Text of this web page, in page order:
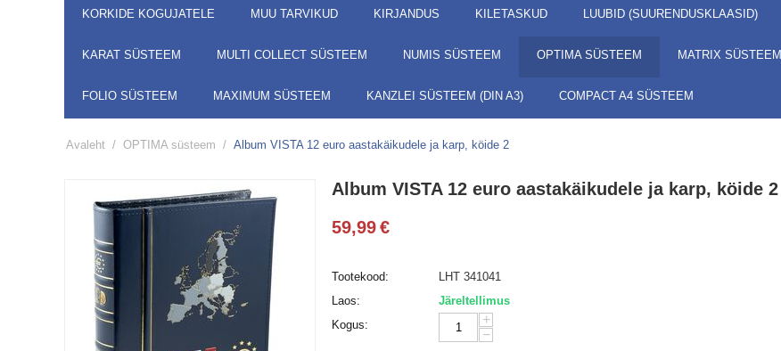
KORKIDE KOGUJATELE MUU TARVIKUD KIRJANDUS KILETASKUD LUUBID (SUURENDUSKLAASID)
KARAT SÜSTEEM MULTI COLLECT SÜSTEEM NUMIS SÜSTEEM OPTIMA SÜSTEEM MATRIX SÜSTEEM
FOLIO SÜSTEEM MAXIMUM SÜSTEEM KANZLEI SÜSTEEM (DIN A3) COMPACT A4 SÜSTEEM
Avaleht / OPTIMA süsteem / Album VISTA 12 euro aastakäikudele ja karp, köide 2
Album VISTA 12 euro aastakäikudele ja karp, köide 2
59,99€
Tootekood:
LHT 341041
Laos:
Järeltellimus
Kogus:
+
−